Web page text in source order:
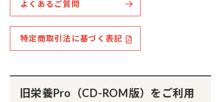
よくあるご質問
特定商取引法に基づく表記
旧栄養Pro（CD-ROM版）をご利用